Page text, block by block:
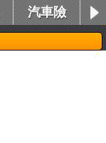
汽車險